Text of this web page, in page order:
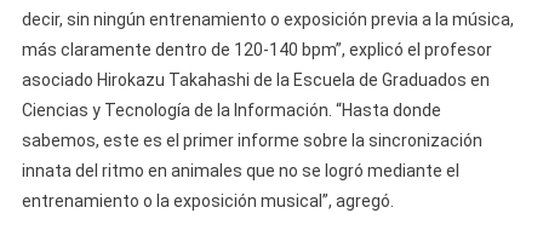
decir, sin ningún entrenamiento o exposición previa a la música,
más claramente dentro de 120-140 bpm”, explicó el profesor
asociado Hirokazu Takahashi de la Escuela de Graduados en
Ciencias y Tecnología de la Información. “Hasta donde
sabemos, este es el primer informe sobre la sincronización
innata del ritmo en animales que no se logró mediante el
entrenamiento o la exposición musical”, agregó.